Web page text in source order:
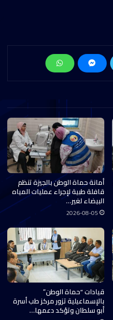
أمانة حماة الوطن بالجيزة تنظم
قافلة طبية لإجراء عمليات المياه
البيضاء لغير…
2026-08-05
قيادات “حماة الوطن”
بالإسماعيلية تزور مركز طب أسرة
أبو سلطان وتؤكد دعمها…